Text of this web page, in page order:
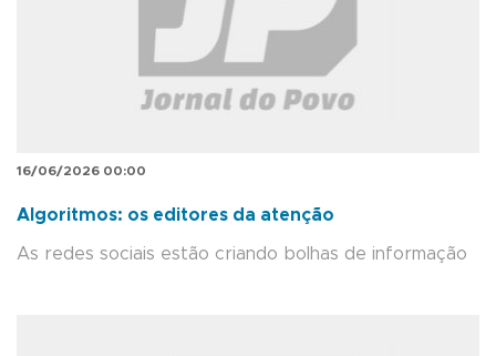
16/06/2026 00:00
Algoritmos: os editores da atenção
As redes sociais estão criando bolhas de informação